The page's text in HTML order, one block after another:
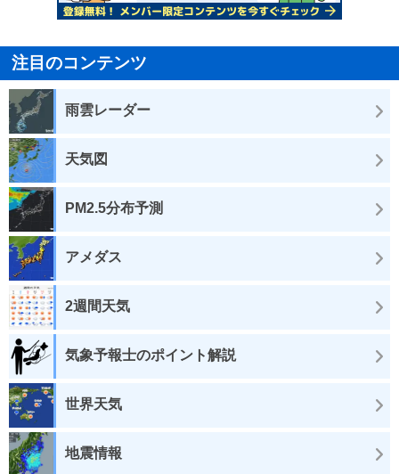
注目のコンテンツ
雨雲レーダー
天気図
PM2.5分布予測
アメダス
2週間天気
気象予報士のポイント解説
世界天気
地震情報